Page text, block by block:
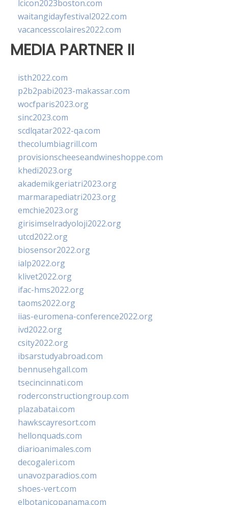
lcicon2023boston.com
waitangidayfestival2022.com
vacancesscolaires2022.com
MEDIA PARTNER II
isth2022.com
p2b2pabi2023-makassar.com
wocfparis2023.org
sinc2023.com
scdlqatar2022-qa.com
thecolumbiagrill.com
provisionscheeseandwineshoppe.com
khedi2023.org
akademikgeriatri2023.org
marmarapediatri2023.org
emchie2023.org
girisimselradyoloji2022.org
utcd2022.org
biosensor2022.org
ialp2022.org
klivet2022.org
ifac-hms2022.org
taoms2022.org
iias-euromena-conference2022.org
ivd2022.org
csity2022.org
ibsarstudyabroad.com
bennusehgall.com
tsecincinnati.com
roderconstructiongroup.com
plazabatai.com
hawkscayresort.com
hellonquads.com
diarioanimales.com
decogaleri.com
unavozparadios.com
shoes-vert.com
elbotanicopanama.com